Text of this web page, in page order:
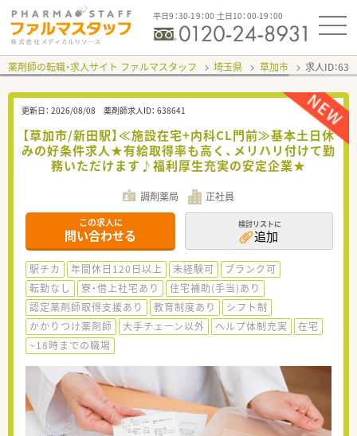
平日9：30-19：00 土日10：00-19：00
薬剤師の転職・求人サイト ファルマスタッフ 埼玉県 草加市 求人ID：
更新日： 2026/08/08 薬剤師求人ID： 638641
【草加市/新田駅】≪施設在宅+内科CL門前≫基本土日休
みの好条件求人★有給取得率も高く、メリハリ付けて勤
務いただけます♪福利厚生充実の安定企業★
調剤薬局 正社員
この求人に
問い合わせる
検討リストに
追加
駅チカ 年間休日120日以上 未経験可
ブランク可
転勤なし
寮・借上社宅あり
住宅補助(手当)あり
認定薬剤師取得支援あり
教育制度あり
シフト制
かかりつけ薬剤師
大手チェーン以外 ヘルプ体制充実
在宅
~18時までの職場